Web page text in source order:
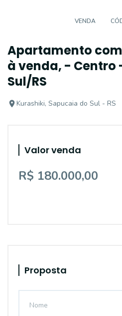
VENDA
Apartamento
à venda, - Centro
Sul/RS
Kurashiki, Sapucaia do Sul - RS
Valor venda
R$ 180.000,00
Proposta